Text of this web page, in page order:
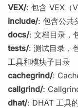
VEX/: 包含 VEX（
include/: 包含公共
docs/: 文档目录，
tests/: 测试目录，
工具和模块子目录
cachegrind/:
callgrind/:
dhat/: DHAT 工具